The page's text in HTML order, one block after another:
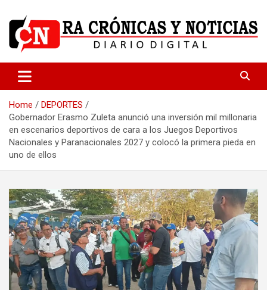
content
R.A Crónicas y Noticias
Home
DEPORTES
Gobernador Erasmo Zuleta anunció una inversión mil millonaria
en escenarios deportivos de cara a los Juegos Deportivos
Nacionales y Paranacionales 2027 y colocó la primera pieda en
uno de ellos